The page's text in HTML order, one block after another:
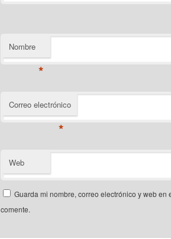
Nombre
*
Correo electrónico
*
Web
Guarda mi nombre, correo electrónico y web
comente.